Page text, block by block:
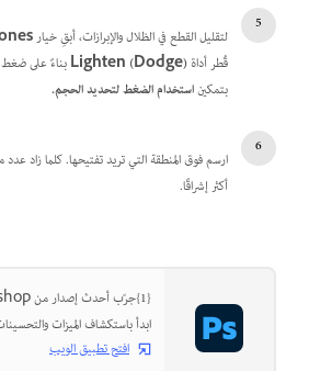
لتقليل القطع في الظلال والإبرازات، أبقِ خيار
قُطر أداةLighten (Dodge)بناءً على ضغط
بتمكيناستخدام الضغط لتحديد الحجم.
ارسم فوق المنطقة التي تريد تفتيحها. كلما زاد
أكثر إشراقًا.
ابدأ باستكشاف الميزات
افتح تطبيق الويب